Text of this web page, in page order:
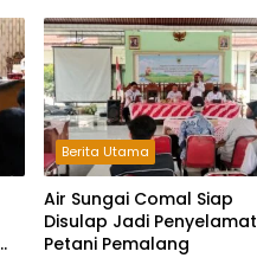
Berita Utama
Air Sungai Comal Siap
Disulap Jadi Penyelamat
Petani Pemalang